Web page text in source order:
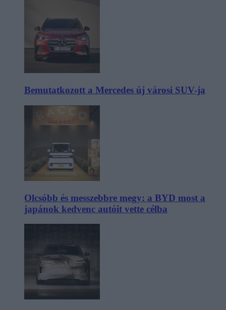
Bemutatkozott a Mercedes új városi SUV-ja
Olcsóbb és messzebbre megy: a BYD most a
japánok kedvenc autóit vette célba